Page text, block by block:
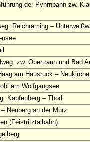
der Pyhrnbahn zw.
Reichraming –
zw. Obertraun und Bad
am Hausruck –
am Wolfgangsee
Kapfenberg – Thörl
Neuberg an der Mürz
(Feistritztalbahn)